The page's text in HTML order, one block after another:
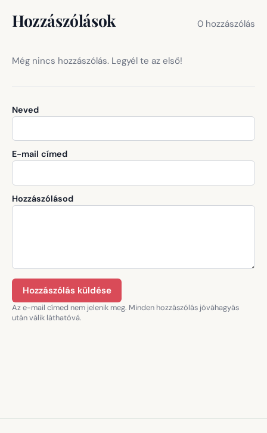
Hozzászólások 0 hozzászólás
Még nincs hozzászólás. Legyél te az első!
Neved
E-mail címed
Hozzászólásod
Hozzászólás küldése
Az e-mail címed nem jelenik meg. Minden hozzászólás jóváhagyás
után válik láthatóvá.